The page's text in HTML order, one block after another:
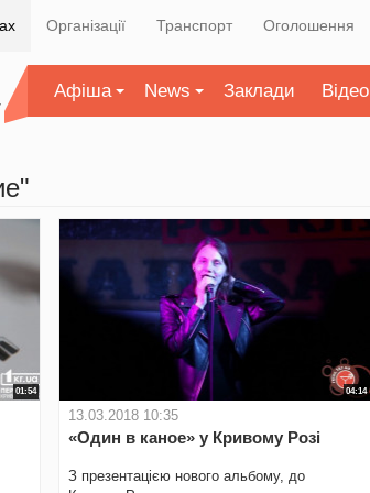
Організації Транспорт Оголошення
Афіша News Заклади Відео
01:54 04:14
13.03.2018 10:35
«Один в каное» у Кривому Розі
З презентацією нового альбому, до